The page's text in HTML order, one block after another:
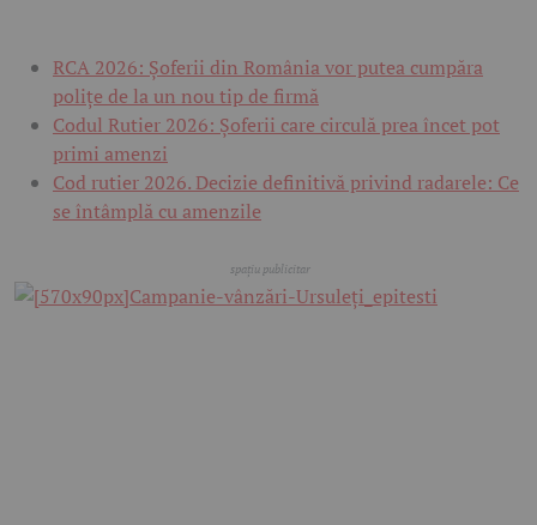
RCA 2026: Șoferii din România vor putea cumpăra
polițe de la un nou tip de firmă
Codul Rutier 2026: Șoferii care circulă prea încet pot
primi amenzi
Cod rutier 2026. Decizie definitivă privind radarele: Ce
se întâmplă cu amenzile